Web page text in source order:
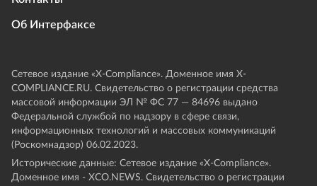
Об Интерфаксе
Сетевое издание «Х-Compliance». Доменное имя X-
COMPLIANCE.RU. Свидетельство о регистрации средства
массовой информации ЭЛ № ФС 77 — 84696 выдано
Федеральной службой по надзору в сфере связи,
информационных технологий и массовых коммуникаций
(Роскомнадзор) 06.02.2023.
Исторические данные: Сетевое издание «Х-Compliance».
Доменное имя - XCO.NEWS. Свидетельство о регистрации